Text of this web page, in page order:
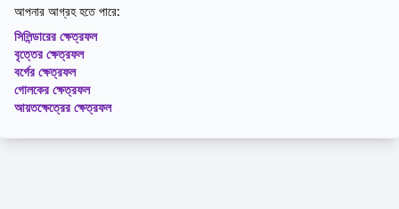
আপনার আগ্রহ হতে পারে:
সিলিন্ডারের ক্ষেত্রফল
বৃত্তের ক্ষেত্রফল
বর্গের ক্ষেত্রফল
গোলকের ক্ষেত্রফল
আয়তক্ষেত্রের ক্ষেত্রফল